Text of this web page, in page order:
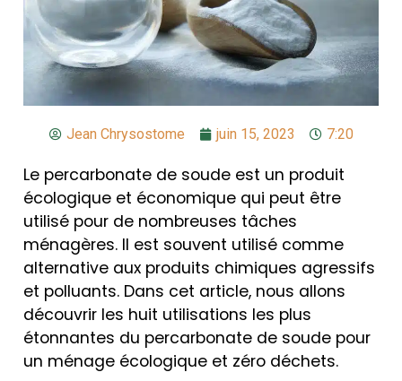
Jean Chrysostome juin 15, 2023 7:20
Le percarbonate de soude est un produit
écologique et économique qui peut être
utilisé pour de nombreuses tâches
ménagères. Il est souvent utilisé comme
alternative aux produits chimiques agressifs
et polluants. Dans cet article, nous allons
découvrir les huit utilisations les plus
étonnantes du percarbonate de soude pour
un ménage écologique et zéro déchets.